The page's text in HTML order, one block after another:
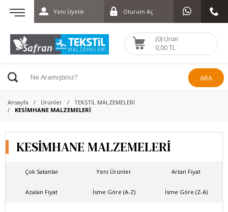
Yeni Üyelik Oturum Aç
(0) Ürün
0,00 TL
ARA
Ansayfa Ürünler
TEKSTİL MALZEMELERİ
KESİMHANE MALZEMELERİ
KESİMHANE MALZEMELERİ
Çok Satanlar Yeni Ürünler Artan Fiyat
Azalan Fiyat İsme Göre (A-Z) İsme Göre (Z-A)